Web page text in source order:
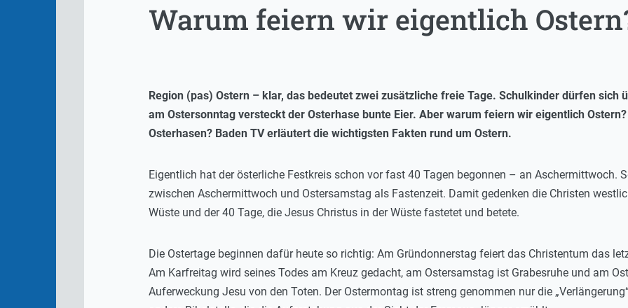
Warum feiern wir eigentlich
Region (pas) Ostern – klar, das bedeutet zwei zusätzliche freie Tage. Schulkinder dürfen sich
am Ostersonntag versteckt der Osterhase bunte Eier. Aber warum feiern wir eigentlich
Osterhasen? Baden TV erläutert die wichtigsten Fakten rund um Ostern.
Eigentlich hat der österliche Festkreis schon vor fast 40 Tagen begonnen – an Aschermittwoch.
zwischen Aschermittwoch und Ostersamstag als Fastenzeit. Damit gedenken die Christen
Wüste und der 40 Tage, die Jesus Christus in der Wüste fastetet und betete.
Die Ostertage beginnen dafür heute so richtig: Am Gründonnerstag feiert das Christentum das
Am Karfreitag wird seines Todes am Kreuz gedacht, am Ostersamstag ist Grabesruhe und am
Auferweckung Jesu von den Toten. Der Ostermontag ist streng genommen nur die